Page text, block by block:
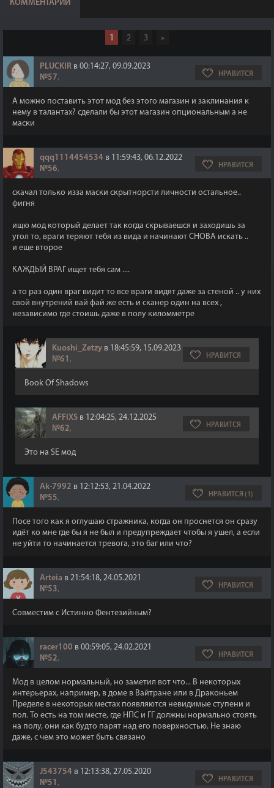
КОММЕНТАРИИ
1 2 3 »
PLUCKIR в 00:14:27, 09.09.2023
№57, НРАВИТСЯ
А можно поставить этот мод без этого магазин и заклинания к
нему в талантах? сделали бы этот магазин опциональным а не
маски
qqq1114454534 в 11:59:43, 06.12.2022
№56, НРАВИТСЯ
скачал только изза маски скрытнорсти личности остальное..
фигня
ищю мод который делает так когда скрываешся и заходишь за
угол то, враги теряют тебя из вида и начинают СНОВА искать ..
и еще второе
КАЖДЫЙ ВРАГ ищет тебя сам ....
а то раз один враг видит то все враги видят даже за стеной .. у них
свой внутрений вай фай же есть и сканер один на всех ,
независимо где стоишь даже в полу киломметре
Kuoshi_Zetzy в 18:45:59, 15.09.2023
№61 , НРАВИТСЯ
Book Of Shadows
AFFIXS в 12:04:25, 24.12.2025
№62, НРАВИТСЯ
Это на SE мод
Ak-7992 в 12:12:53, 21.04.2022
№55, НРАВИТСЯ (1)
Посе того как я оглушаю стражника, когда он проснется он сразу
идёт ко мне где бы я не был и предупреждает чтобы я ушел, а если
не уйти то начинается тревога, это баг или что?
Arteia в 21:54:18, 24.05.2021
№53, НРАВИТСЯ
Совместим с Истинно Фентезийным?
racer100 в 00:59:05, 24.02.2021
№52, НРАВИТСЯ
Мод в целом нормальный, но заметил вот что... В некоторых
интерьерах, например, в доме в Вайтране или в Драконьем
Пределе в некоторых местах появляются невидимые ступени и
пол. То есть на том месте, где НПС и ГГ должны нормально стоять
на полу, они как будто парят над его поверхностью. Не знаю
даже, с чем это может быть связано
J543754 в 12:13:38, 27.05.2020
№51 , НРАВИТСЯ